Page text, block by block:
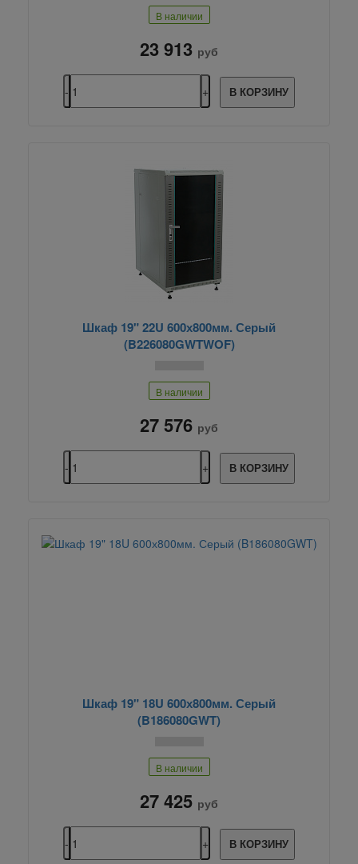
В наличии
23 913 руб
В КОРЗИНУ
Шкаф 19" 22U 600х800мм. Серый
(B226080GWTWOF)
В наличии
27 576 руб
В КОРЗИНУ
Шкаф 19" 18U 600х800мм. Серый
(B186080GWT)
В наличии
27 425 руб
В КОРЗИНУ